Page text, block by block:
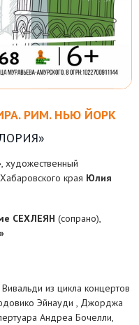
РИМ. НЬЮ ЙОРК
, художественный
края Юлия
СЕХЛЕЯН (сопрано),
из цикла концертов
Эйнауди , Джорджа
Андреа Бочелли,